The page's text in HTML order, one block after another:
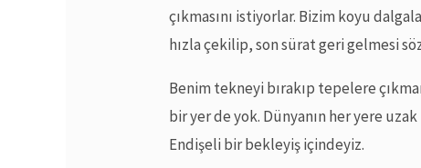
çıkmasını istiyorlar. Bizim koyu
hızla çekilip, son sürat geri gelmesi
Benim tekneyi bırakıp tepelere
bir yer de yok. Dünyanın her yere
Endişeli bir bekleyiş içindeyiz.